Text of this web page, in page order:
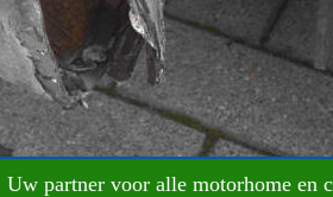
Uw partner voor alle motorhome en